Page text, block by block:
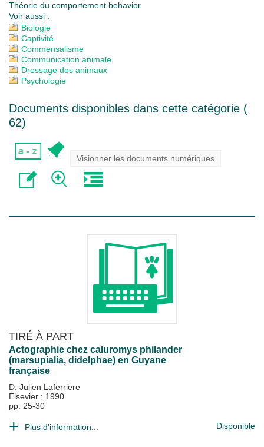
Théorie du comportement behavior
Voir aussi :
Biologie
Captivité
Commensalisme
Communication animale
Dressage des animaux
Psychologie
Documents disponibles dans cette catégorie (
62)
Visionner les documents numériques
TIRÉ À PART
Actographie chez caluromys philander
(marsupialia, didelphae) en Guyane
française
D. Julien Laferriere
Elsevier ; 1990
pp. 25-30
Plus d'information... Disponible